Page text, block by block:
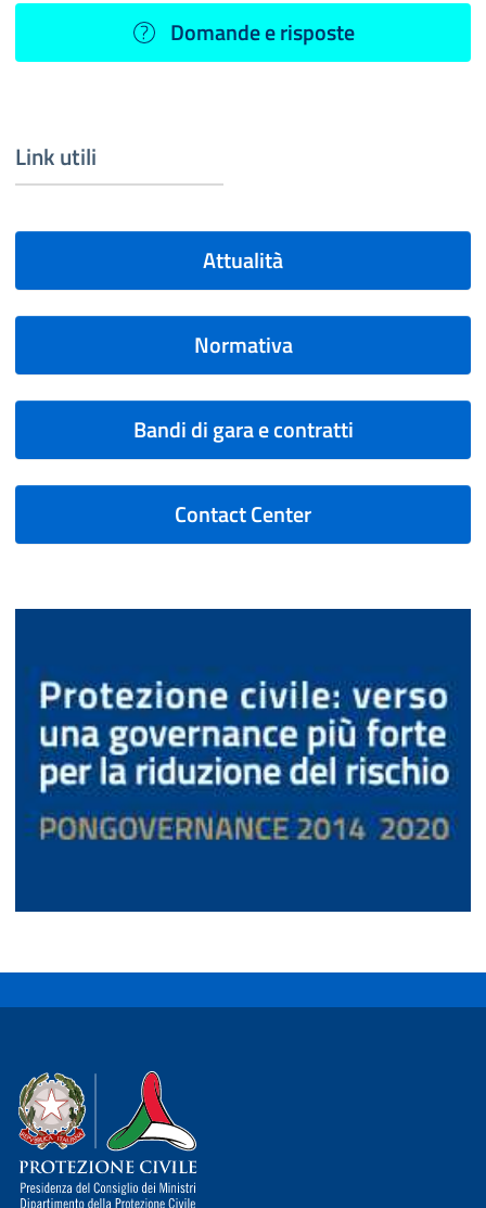
Domande e risposte
Link utili
Attualità
Normativa
Bandi di gara e contratti
Contact Center
Dipartimento della Protezione Civile